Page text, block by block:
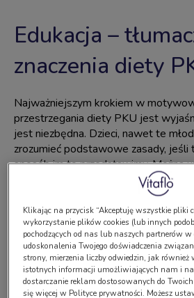
Edukacja –
znaczenia diety
Najważniejszym krokiem w
przestrzegania diety PKU jest
jest niezbędna. Dzieci, nawet te
zrozumieć podstawowe zasady,
sposób im to przedstawimy. Można
porównań, np. porównując dietę do
– „Jeśli samochód nie ma dobrego
samo jest z naszym ciałem”. Dzięki
rozumieć, że odpowiednia dieta to
rosnąć zdrowo i mądrze.
przestrzegania diety w prosty
maluchowi zbudować świadomość,
ograniczenia, ale przede wszystkim
Klikając na przycisk “Akceptuję wszystkie pliki
wykorzystanie plików cookies (lub innych
pochodzących od nas lub naszych partnerów
udoskonalenia Twojego doświadczenia
strony, mierzenia liczby odwiedzin, jak również
istotnych informacji umożliwiających nam i
dostarczanie reklam dostosowanych do
się więcej w Polityce prywatności. Możesz